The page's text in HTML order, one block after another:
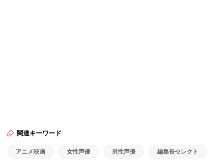
関連キーワード
アニメ映画 女性声優 男性声優 編集長セレクト